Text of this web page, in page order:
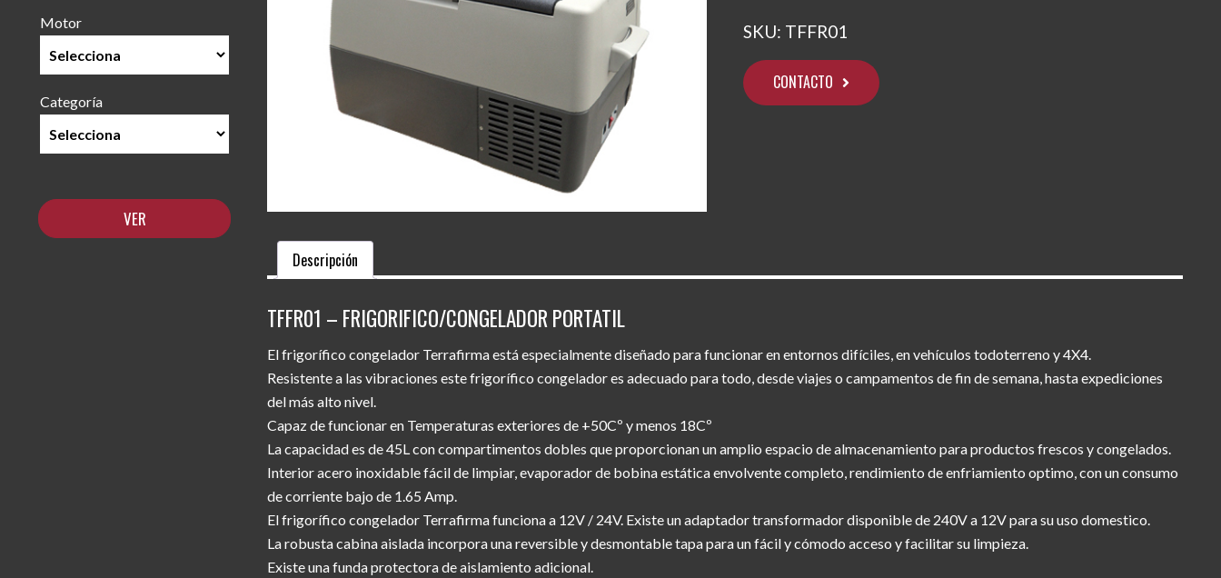
Motor
Categoría
SKU: TFFR01
CONTACTO
Descripción
TFFR01 – FRIGORIFICO/CONGELADOR PORTATIL
El frigorífico congelador Terrafirma está especialmente diseñado para funcionar en entornos difíciles, en vehículos todoterreno y 4X4.
Resistente a las vibraciones este frigorífico congelador es adecuado para todo, desde viajes o campamentos de fin de semana, hasta expediciones
del más alto nivel.
Capaz de funcionar en Temperaturas exteriores de +50Cº y menos 18Cº
La capacidad es de 45L con compartimentos dobles que proporcionan un amplio espacio de almacenamiento para productos frescos y congelados.
Interior acero inoxidable fácil de limpiar, evaporador de bobina estática envolvente completo, rendimiento de enfriamiento optimo, con un consumo
de corriente bajo de 1.65 Amp.
El frigorífico congelador Terrafirma funciona a 12V / 24V. Existe un adaptador transformador disponible de 240V a 12V para su uso domestico.
La robusta cabina aislada incorpora una reversible y desmontable tapa para un fácil y cómodo acceso y facilitar su limpieza.
Existe una funda protectora de aislamiento adicional.